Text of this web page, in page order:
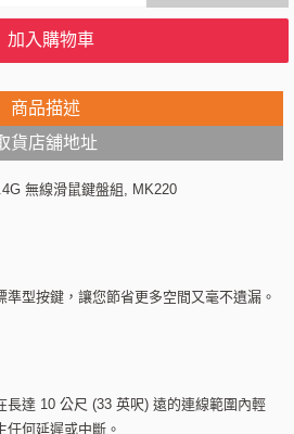
加入購物車
商品描述
貨店舖地址
無線滑鼠鍵盤組, MK220
型按鍵，讓您節省更多空間又毫不遺漏。
長達 10 公尺 (33 英呎) 遠的連線範圍內輕
何延遲或中斷。